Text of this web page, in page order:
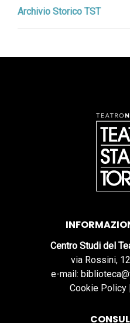
Archivio Storico TST
Centro Studi del
via Rossini,
e-mail:
Cookie Policy